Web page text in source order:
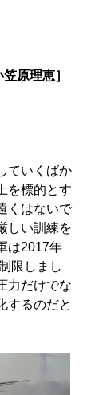
笠原理恵］
ていくばか
を標的とす
くはないで
しい訓練を
は2017年
限しまし
力だけでな
するのだと